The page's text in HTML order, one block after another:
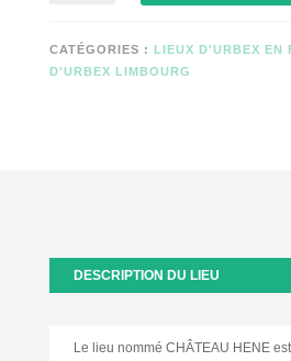
CATÉGORIES : LIEUX D'URBEX EN
D'URBEX LIMBOURG
DESCRIPTION DU LIEU
Le lieu nommé CHÂTEAU HENE